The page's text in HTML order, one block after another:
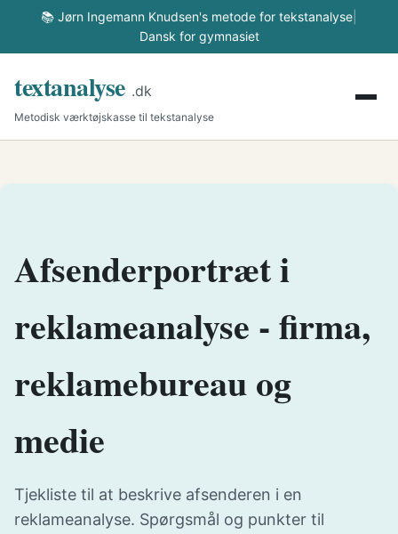
📚 Jørn Ingemann Knudsen's metode for tekstanalyse
Dansk for gymnasiet
textanalyse .dk
Metodisk værktøjskasse til tekstanalyse
Afsenderportræt i
reklameanalyse - firma,
reklamebureau og
medie
Tjekliste til at beskrive afsenderen i en
reklameanalyse. Spørgsmål og punkter til